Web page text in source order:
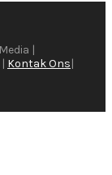
|
| Kontak Ons|